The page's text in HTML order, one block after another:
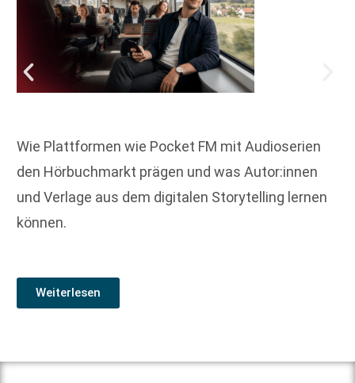
Wie Plattformen wie Pocket FM mit Audioserien
den Hörbuchmarkt prägen und was Autor:innen
und Verlage aus dem digitalen Storytelling lernen
können.
Weiterlesen